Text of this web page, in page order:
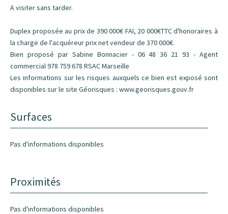
A visiter sans tarder.
Duplex proposée au prix de 390 000€ FAI, 20 000€TTC d'honoraires à
la charge de l'acquéreur prix net vendeur de 370 000€.
Bien proposé par Sabine Bonnacier - 06 48 36 21 93 - Agent
commercial 978 759 678 RSAC Marseille
Les informations sur les risques auxquels ce bien est exposé sont
disponibles sur le site Géorisques : www.georisques.gouv.fr
Surfaces
Pas d'informations disponibles
Proximités
Pas d'informations disponibles